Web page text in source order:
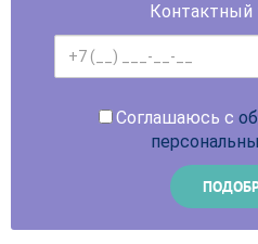
Контактный
Соглашаюсь с